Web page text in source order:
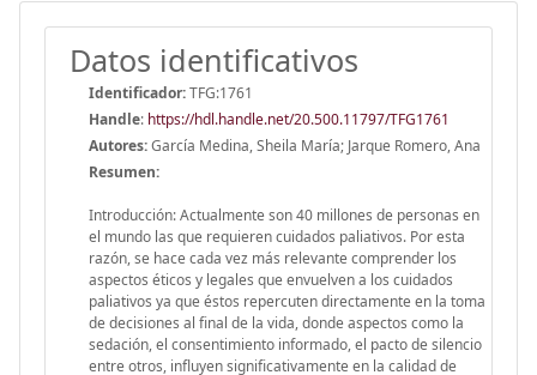
Datos identificativos
Identificador:TFG:1761
Handle: https://hdl.handle.net/20.500.11797/TFG1761
Autores:García Medina, Sheila María; Jarque Romero, Ana
Resumen:
Introducción: Actualmente son 40 millones de personas en
el mundo las que requieren cuidados paliativos. Por esta
razón, se hace cada vez más relevante comprender los
aspectos éticos y legales que envuelven a los cuidados
paliativos ya que éstos repercuten directamente en la toma
de decisiones al final de la vida, donde aspectos como la
sedación, el consentimiento informado, el pacto de silencio
entre otros, influyen significativamente en la calidad de